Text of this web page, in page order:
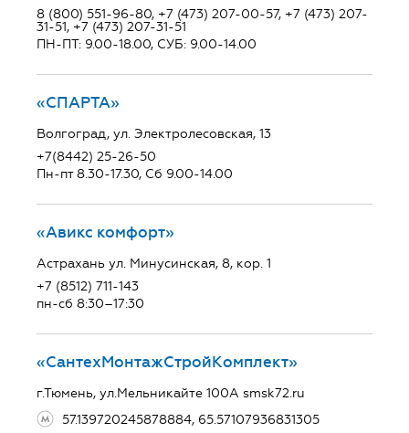
8 (800) 551-96-80, +7 (473) 207-00-57, +7 (473) 207-
31-51, +7 (473) 207-31-51
ПН-ПТ: 9.00-18.00, СУБ: 9.00-14.00
«СПАРТА»
Волгоград, ул. Электролесовская, 13
+7(8442) 25-26-50
Пн-пт 8.30-17.30, Сб 9.00-14.00
«Авикс комфорт»
Астрахань ул. Минусинская, 8, кор. 1
+7 (8512) 711-143
пн-сб 8:30–17:30
«СантехМонтажСтройКомплект»
г.Тюмень, ул.Мельникайте 100А smsk72.ru
57.139720245878884, 65.57107936831305